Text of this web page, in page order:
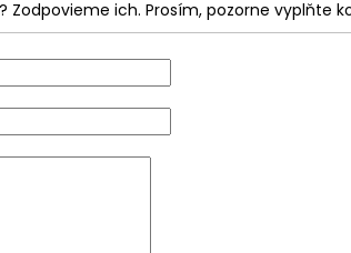
Zodpovieme ich. Prosím, pozorne vyplňte